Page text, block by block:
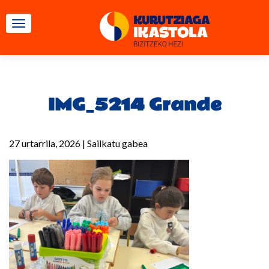
TOGGLE NAVIGATION
IMG_5214 Grande
27 urtarrila, 2026 | Sailkatu gabea